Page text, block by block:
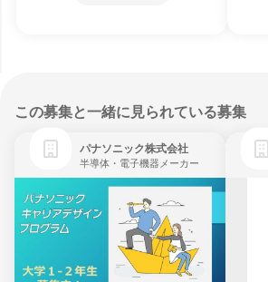
この募集と一緒に見られている募集
パナソニック株式会社
半導体・電子機器メーカー